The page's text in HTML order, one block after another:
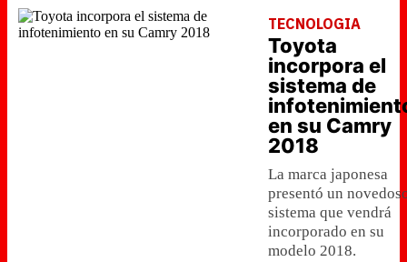
TECNOLOGIA
Toyota
incorpora el
sistema de
en su Camry
2018
La marca japonesa
presentó un
sistema que vendrá
incorporado en su
modelo 2018.